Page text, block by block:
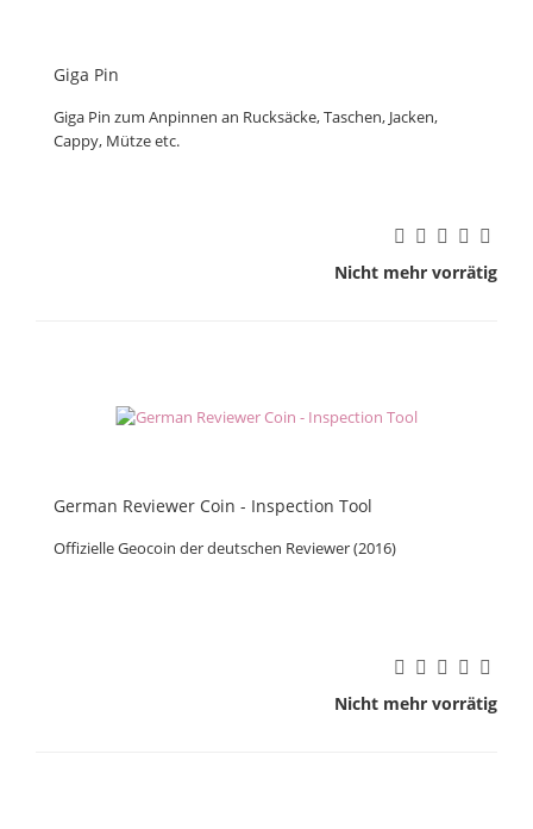
Giga Pin
Giga Pin zum Anpinnen an Rucksäcke, Taschen, Jacken,
Cappy, Mütze etc.
Nicht mehr vorrätig
German Reviewer Coin - Inspection Tool
Offizielle Geocoin der deutschen Reviewer (2016)
Nicht mehr vorrätig